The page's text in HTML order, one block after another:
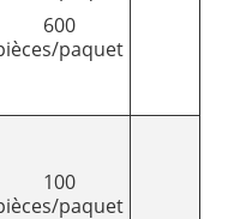
600
paquet
100
paquet